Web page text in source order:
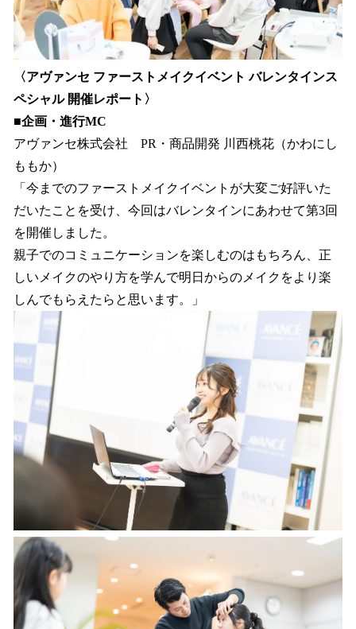
〈アヴァンセ ファーストメイクイベント バレンタインス
ペシャル 開催レポート〉
■企画・進行MC
アヴァンセ株式会社 PR・商品開発 川西桃花（かわにし
ももか）
「今までのファーストメイクイベントが大変ご好評いた
だいたことを受け、今回はバレンタインにあわせて第3回
を開催しました。
親子でのコミュニケーションを楽しむのはもちろん、正
しいメイクのやり方を学んで明日からのメイクをより楽
しんでもらえたらと思います。」